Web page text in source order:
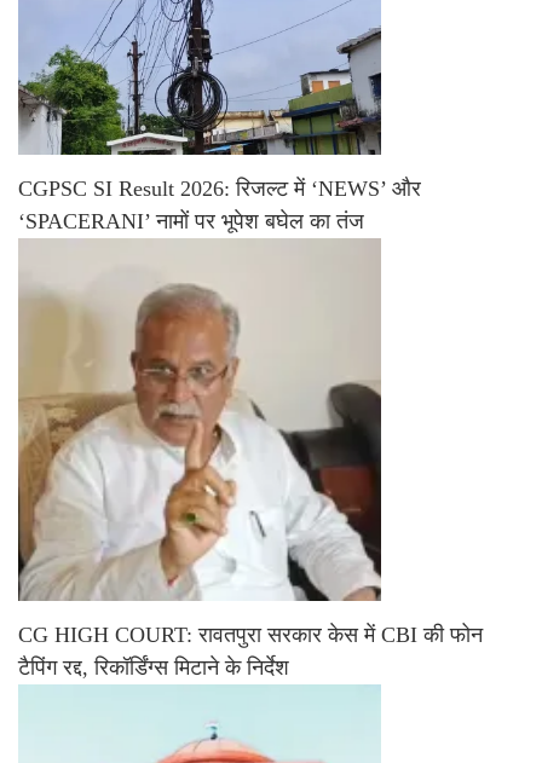
CGPSC SI Result 2026: रिजल्ट में ‘NEWS’ और
‘SPACERANI’ नामों पर भूपेश बघेल का तंज
CG HIGH COURT: रावतपुरा सरकार केस में CBI की फोन
टैपिंग रद्द, रिकॉर्डिंग्स मिटाने के निर्देश